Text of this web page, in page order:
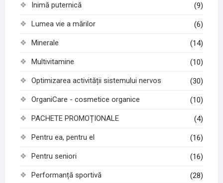
Inimă puternică (9)
Lumea vie a mărilor (6)
Minerale (14)
Multivitamine (10)
Optimizarea activității sistemului nervos (30)
OrganiCare - cosmetice organice (10)
PACHETE PROMOȚIONALE (4)
Pentru ea, pentru el (16)
Pentru seniori (16)
Performanță sportivă (28)